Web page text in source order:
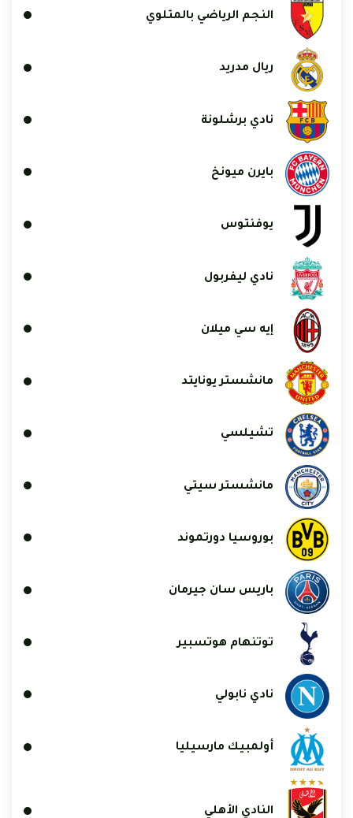
النجم الرياضي بالمتلوي
ريال مدريد
نادي برشلونة
بايرن ميونخ
يوفنتوس
نادي ليفربول
إيه سي ميلان
مانشستر يونايتد
تشيلسي
مانشستر سيتي
بوروسيا دورتموند
باريس سان جيرمان
توتنهام هوتسبير
نادي نابولي
أولمبيك مارسيليا
النادي الأهلي